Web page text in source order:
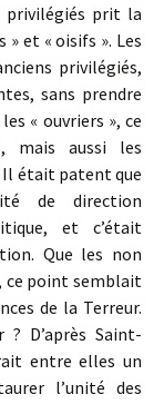
privilégiés prit la
et « oisifs ». Les
privilégiés,
sans prendre
« ouvriers », ce
mais aussi les
Il était patent que
de direction
et c’était
Que les non
ce point semblait
de la Terreur.
D’après Saint-
entre elles un
l’unité des